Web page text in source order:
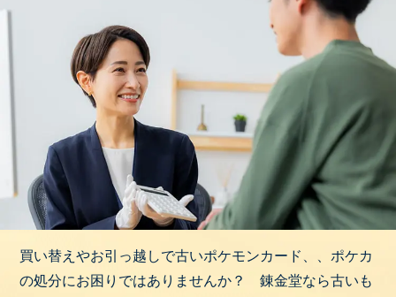
初心者向けに構築されたデッキセットで、すぐに対
戦を始められる内容となっています。特定のポケモ
ンを中心としたデッキが多く、プレイマットやダメ
カンなどの付属品も含まれることがあります。
5. プロモーションカード
イベントやキャンペーン、特定の商品に付属する限
定カードです。希少価値が高く、コレクターの間で
高値で取引されることがあります。
「ポケモンカードゲーム 25th ANNIVERSARY
GOLDEN BOX」に収録された特別なピカチュウカー
ドなど…
買い替えやお引っ越しで古いポケモンカード、、ポケカ
の処分にお困りではありませんか？ 錬金堂なら古いも